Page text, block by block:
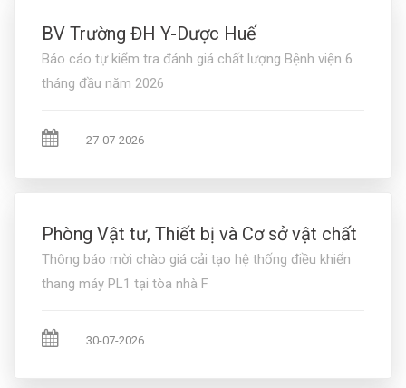
BV Trường ĐH Y-Dược Huế
Báo cáo tự kiểm tra đánh giá chất lượng Bệnh viện 6
tháng đầu năm 2026
27-07-2026
Phòng Vật tư, Thiết bị và Cơ sở vật chất
Thông báo mời chào giá cải tạo hệ thống điều khiển
thang máy PL1 tại tòa nhà F
30-07-2026